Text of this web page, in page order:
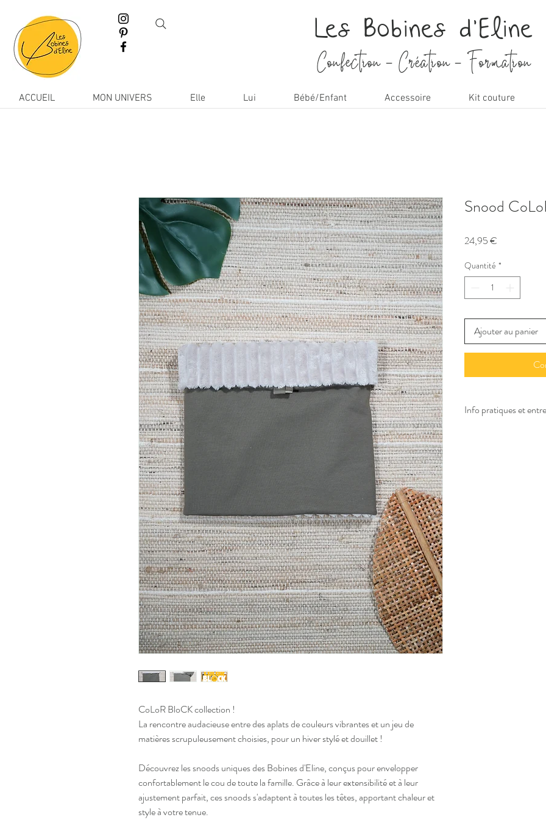
Les Bobines d'Eline
Confection - Création - Formation
ACCUEIL MON UNIVERS Elle Lui Bébé/Enfant Accessoire Kit couture
CoLoR BloCK collection !
La rencontre audacieuse entre des aplats de couleurs vibrantes et un jeu de
matières scrupuleusement choisies, pour un hiver stylé et douillet !
Découvrez les snoods uniques des Bobines d'Eline, conçus pour envelopper
confortablement le cou de toute la famille. Grâce à leur extensibilité et à leur
ajustement parfait, ces snoods s'adaptent à toutes les têtes, apportant chaleur et
style à votre tenue.
Snood
24,95 €
Quantité *
Ajouter au panier
Info pratiques et